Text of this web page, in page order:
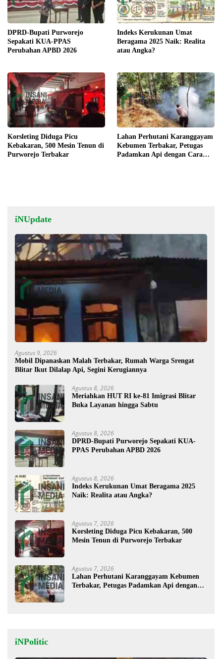
DPRD-Bupati Purworejo
Sepakati KUA-PPAS
Perubahan APBD 2026
Indeks Kerukunan Umat
Beragama 2025 Naik: Realita
atau Angka?
Korsleting Diduga Picu
Kebakaran, 500 Mesin Tenun di
Purworejo Terbakar
Lahan Perhutani Karanggayam
Kebumen Terbakar, Petugas
Padamkan Api dengan Cara
iNUpdate
Agustus 9, 2026
Mobil Dipanaskan Malah Terbakar, Rumah Warga Srengat
Blitar Ikut Dilalap Api, Segini Kerugiannya
Agustus 8, 2026
Meriahkan HUT RI ke-81 Imigrasi Blitar
Buka Layanan hingga Sabtu
Agustus 8, 2026
DPRD-Bupati Purworejo Sepakati KUA-
PPAS Perubahan APBD 2026
Agustus 8, 2026
Indeks Kerukunan Umat Beragama 2025
Naik: Realita atau Angka?
Agustus 7, 2026
Korsleting Diduga Picu Kebakaran, 500
Mesin Tenun di Purworejo Terbakar
Agustus 7, 2026
Lahan Perhutani Karanggayam Kebumen
Terbakar, Petugas Padamkan Api dengan
iNPolitic